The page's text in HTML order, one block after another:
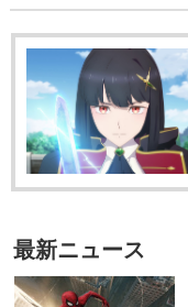
最新ニュース